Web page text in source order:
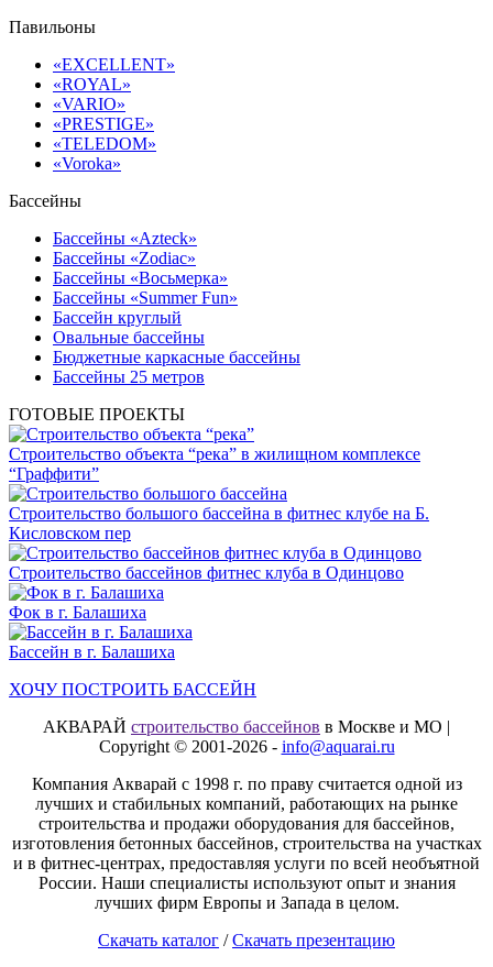
Павильоны
«EXCELLENT»
«ROYAL»
«VARIO»
«PRESTIGE»
«TELEDOM»
«Voroka»
Бассейны
Бассейны «Azteck»
Бассейны «Zodiac»
Бассейны «Восьмерка»
Бассейны «Summer Fun»
Бассейн круглый
Овальные бассейны
Бюджетные каркасные бассейны
Бассейны 25 метров
ГОТОВЫЕ ПРОЕКТЫ
Строительство объекта “река” в жилищном комплексе
“Граффити”
Строительство большого бассейна в фитнес клубе на Б.
Кисловском пер
Строительство бассейнов фитнес клуба в Одинцово
Фок в г. Балашиха
Бассейн в г. Балашиха
ХОЧУ ПОСТРОИТЬ БАССЕЙН
АКВАРАЙ строительство бассейнов в Москве и МО |
Copyright © 2001-2026 - info@aquarai.ru
Компания Акварай с 1998 г. по праву считается одной из
лучших и стабильных компаний, работающих на рынке
строительства и продажи оборудования для бассейнов,
изготовления бетонных бассейнов, строительства на участках
и в фитнес-центрах, предоставляя услуги по всей необъятной
России. Наши специалисты используют опыт и знания
лучших фирм Европы и Запада в целом.
Скачать каталог / Скачать презентацию